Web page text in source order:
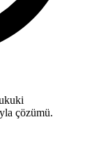
çözümü.